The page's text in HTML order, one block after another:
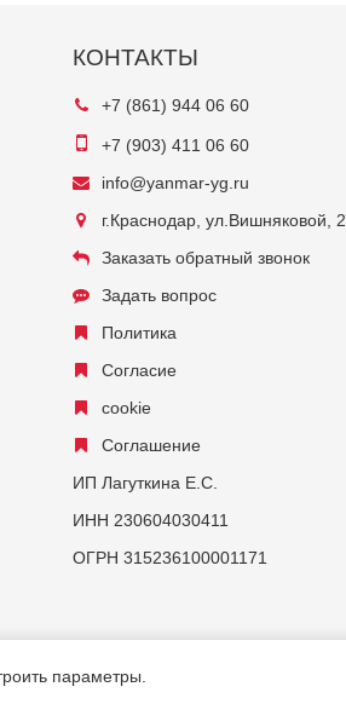
КОНТАКТЫ
+7 (861) 944 06 60
+7 (903) 411 06 60
info@yanmar-yg.ru
г.Краснодар, ул.Вишняковой, 2
Заказать обратный звонок
Задать вопрос
Политика
Согласие
cookie
Соглашение
ИП Лагуткина Е.С.
ИНН 230604030411
ОГРН 315236100001171
параметры.